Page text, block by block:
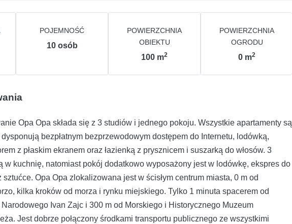
POJEMNOŚĆ
10 osób
POWIERZCHNIA
OBIEKTU
100 m2
POWIERZCHNIA
OGRODU
0 m2
Opa Opa składa się z 3 studiów i jednego pokoju. Wszystkie apartamenty są
bezpłatnym bezprzewodowym dostępem do Internetu, lodówką,
z płaskim ekranem oraz łazienką z prysznicem i suszarką do włosów. 3
w kuchnię, natomiast pokój dodatkowo wyposażony jest w lodówkę, ekspres do
sztućce. Opa Opa zlokalizowana jest w ścisłym centrum miasta, 0 m od
kilka kroków od morza i rynku miejskiego. Tylko 1 minuta spacerem od
Ivan Zajc i 300 m od Morskiego i Historycznego Muzeum
Jest dobrze połączony środkami transportu publicznego ze wszystkimi